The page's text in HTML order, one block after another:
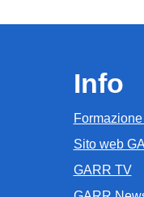
Info
Sito web
GARR TV